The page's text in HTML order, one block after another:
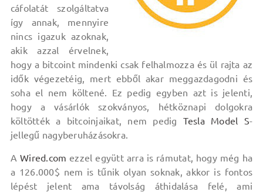
cáfolatát szolgáltatva
így annak, mennyire
nincs igazuk azoknak,
akik azzal érvelnek,
hogy a bitcoint mindenki csak felhalmozza és ül rajta az
idők végezetéig, mert ebből akar meggazdagodni és
soha el nem költené. Ez pedig egyben azt is jelenti,
hogy a vásárlók szokványos, hétköznapi dolgokra
költötték a bitcoinjaikat, nem pedig Tesla Model S-
jellegű nagyberuházásokra.
AWired.com ezzel együtt arra is rámutat, hogy még ha
a 126.000$ nem is tűnik olyan soknak, akkor is fontos
lépést jelent ama távolság áthidalása felé, ami